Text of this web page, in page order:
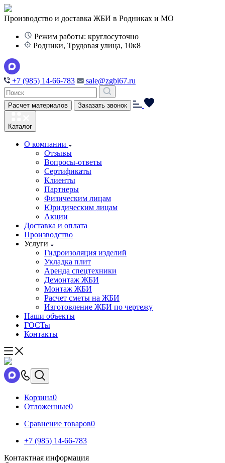
Производство и доставка ЖБИ в Родниках и МО
Режим работы: круглосуточно
Родники, Трудовая улица, 10к8
+7 (985) 14-66-783 sale@zgbi67.ru
Расчет материалов Заказать звонок
Каталог
О компании
Отзывы
Вопросы-ответы
Сертификаты
Клиенты
Партнеры
Физическим лицам
Юридическим лицам
Акции
Доставка и оплата
Производство
Услуги
Гидроизоляция изделий
Укладка плит
Аренда спецтехники
Демонтаж ЖБИ
Монтаж ЖБИ
Расчет сметы на ЖБИ
Изготовление ЖБИ по чертежу
Наши объекты
ГОСТы
Контакты
Корзина0
Отложенные0
Сравнение товаров0
+7 (985) 14-66-783
Контактная информация